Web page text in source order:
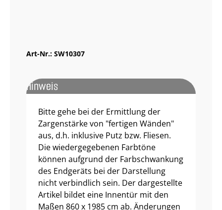
Art-Nr.: SW10307
Hinweis
Bitte gehe bei der Ermittlung der
Zargenstärke von "fertigen Wänden"
aus, d.h. inklusive Putz bzw. Fliesen.
Die wiedergegebenen Farbtöne
können aufgrund der Farbschwankung
des Endgeräts bei der Darstellung
nicht verbindlich sein. Der dargestellte
Artikel bildet eine Innentür mit den
Maßen 860 x 1985 cm ab. Änderungen